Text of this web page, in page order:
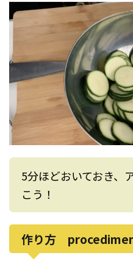
5分ほどおいておき、
こう！
作り方